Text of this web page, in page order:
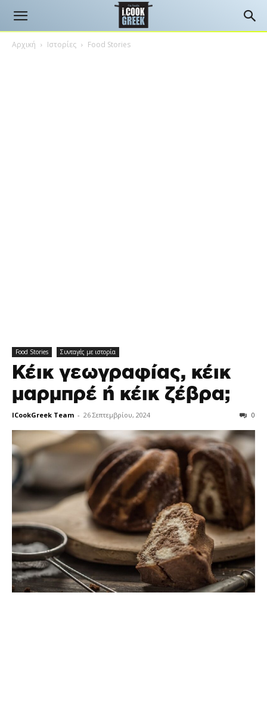
Αρχική Ιστορίες Food Stories
Food Stories Συνταγές με ιστορία
Κέικ γεωγραφίας, κέικ
μαρμπρέ ή κέικ ζέβρα;
ICookGreek Team - 26 Σεπτεμβρίου, 2024 0